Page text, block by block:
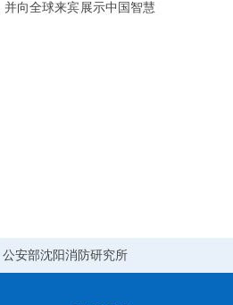
向全球来宾展示中国智慧
公安部沈阳消防研究所